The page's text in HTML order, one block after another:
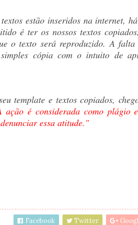
estão inseridos na internet,
é ter os nossos textos
o texto será reproduzido. A falta
cópia com o intuito de
template e textos copiados,
ação é considerada como plágio
essa atitude."
Facebook Twitter